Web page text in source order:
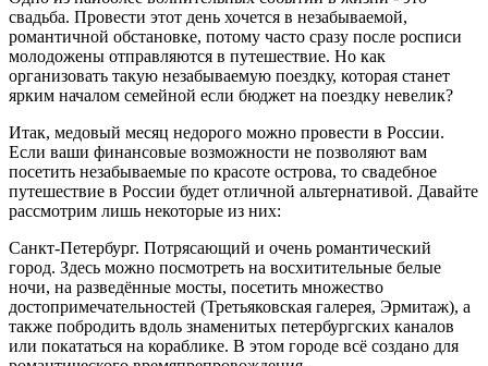
свадьба. Провести этот день хочется в незабываемой,
романтичной обстановке, потому часто сразу после росписи
молодожены отправляются в путешествие. Но как
организовать такую незабываемую поездку, которая станет
ярким началом семейной если бюджет на поездку невелик?
Итак, медовый месяц недорого можно провести в России.
Если ваши финансовые возможности не позволяют вам
посетить незабываемые по красоте острова, то свадебное
путешествие в России будет отличной альтернативой. Давайте
рассмотрим лишь некоторые из них:
Санкт-Петербург. Потрясающий и очень романтический
город. Здесь можно посмотреть на восхитительные белые
ночи, на разведённые мосты, посетить множество
достопримечательностей (Третьяковская галерея, Эрмитаж), а
также побродить вдоль знаменитых петербургских каналов
или покататься на кораблике. В этом городе всё создано для